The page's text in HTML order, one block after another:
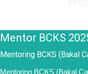
Mentor BCKS
Mentoring BCKS (Bakal
Mentoring BCKS (Bakal